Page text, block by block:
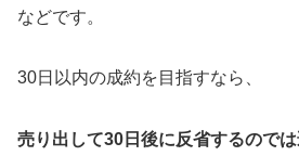
などです。
30日以内の成約を目指すなら、
売り出して30日後に反省するので